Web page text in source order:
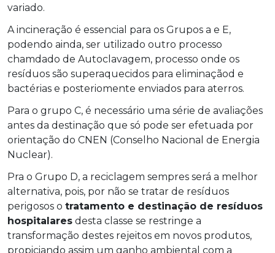
variado.
A incineração é essencial para os Grupos a e E,
podendo ainda, ser utilizado outro processo
chamdado de Autoclavagem, processo onde os
resíduos são superaquecidos para eliminaçãod e
bactérias e posteriomente enviados para aterros.
Para o grupo C, é necessário uma série de avaliações
antes da destinação que só pode ser efetuada por
orientação do CNEN (Conselho Nacional de Energia
Nuclear).
Pra o Grupo D, a reciclagem sempres será a melhor
alternativa, pois, por não se tratar de resíduos
perigosos o tratamento e destinação de resíduos
hospitalares desta classe se restringe a
transformação destes rejeitos em novos produtos,
propiciando assim um ganho ambiental com a